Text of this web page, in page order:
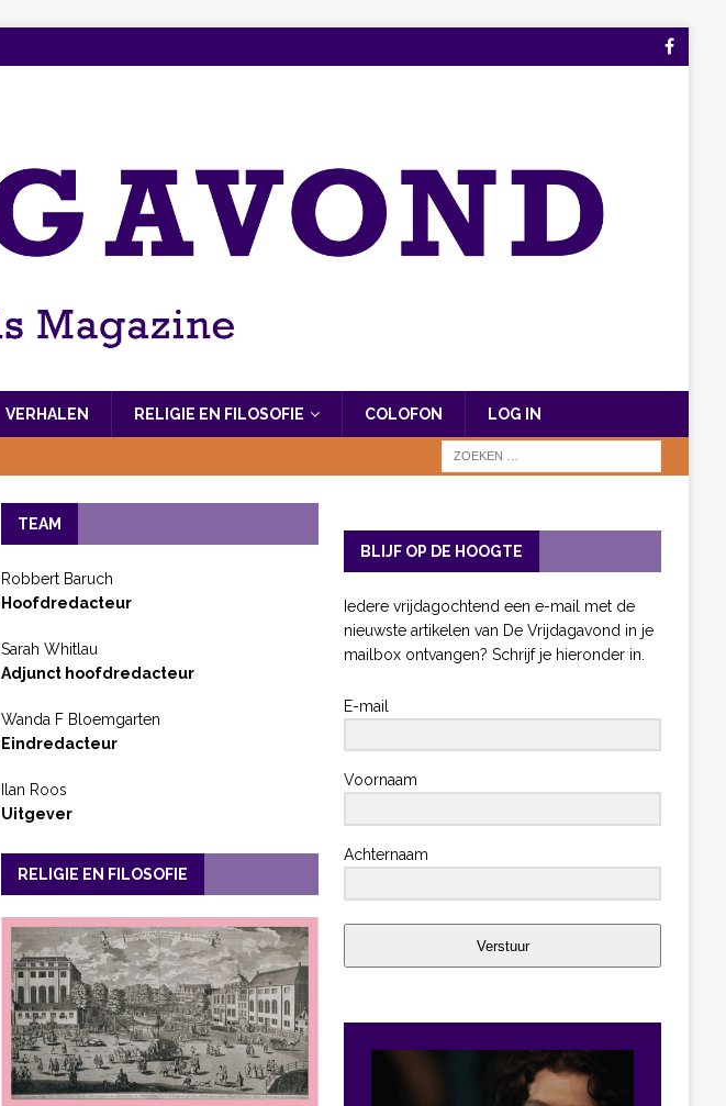
VERHALEN RELIGIE EN FILOSOFIE COLOFON LOG IN
TEAM
Robbert Baruch
Hoofdredacteur
Sarah Whitlau
Adjunct hoofdredacteur
Wanda F Bloemgarten
Eindredacteur
Ilan Roos
Uitgever
RELIGIE EN FILOSOFIE
BLIJF OP DE HOOGTE
Iedere vrijdagochtend een e-mail met de
nieuwste artikelen van De Vrijdagavond in je
mailbox ontvangen? Schrijf je hieronder in.
E-mail
Voornaam
Achternaam
Verstuur